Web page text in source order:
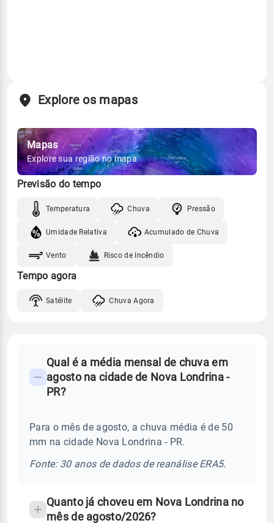
Explore os mapas
Mapas
Explore sua região no mapa
Previsão do tempo
Temperatura Chuva Pressão
Umidade Relativa Acumulado de Chuva
Vento Risco de Incêndio
Tempo agora
Satélite Chuva Agora
Perguntas
frequentes
chuva
temperatura
Qual é a média mensal de chuva em
agosto na cidade de Nova Londrina -
PR?
Para o mês de agosto, a chuva média é de 50
mm na cidade Nova Londrina - PR.
Fonte: 30 anos de dados de reanálise ERA5.
Quanto já choveu em Nova Londrina no
mês de agosto/2026?